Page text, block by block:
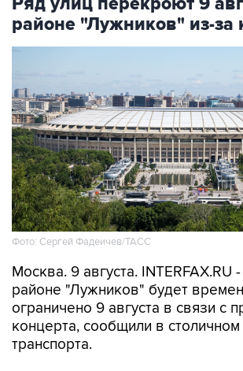
Фото: Сергей Фадеичев/ТАСС
Москва. 9 августа. INTERFAX.RU
ограничено 9 августа в связи с
концерта, сообщили в столичном
транспорта.
В частности, движение будет